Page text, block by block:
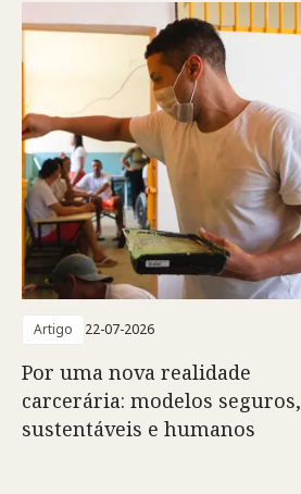
Artigo 22-07-2026
Por uma nova realidade
carcerária: modelos seguros,
sustentáveis e humanos